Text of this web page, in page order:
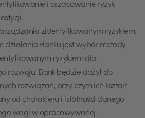
i oszacowanie ryzyk
zidentyfikowanym ryzykiem.
działania Banku jest wybór metody
ryzykiem dla
rozwoju. Bank będzie dążył do
rozwiązań, przy czym ich kształt
od charakteru i istotności danego
wagi w opracowywanej